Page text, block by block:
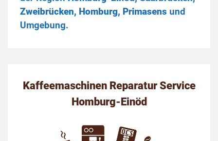
Zweibrücken, Homburg, Primasens und
Umgebung.
Kaffeemaschinen Reparatur Service
Homburg-Einöd